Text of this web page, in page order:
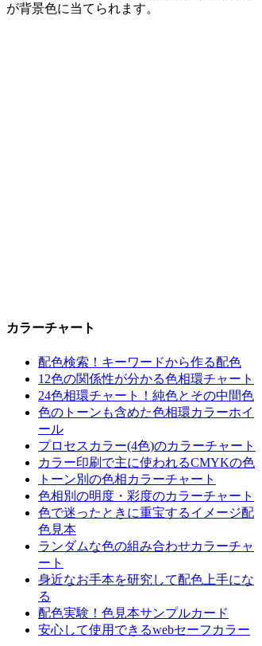
が背景色に当てられます。
カラーチャート
配色検索！キーワードから作る配色
12色の関係性が分かる色相環チャート
24色相環チャート！純色とその中間色
色のトーンも含めた色相環カラーホイ
ール
プロセスカラー(4色)のカラーチャート
カラー印刷で主に使われるCMYKの色
トーン別の色相カラーチャート
色相別の明度・彩度のカラーチャート
色で迷ったときに重宝するイメージ配
色見本
ランダムな色の組み合わせカラーチャ
ート
身近なお手本を研究して配色上手にな
る
配色実験！色見本サンプルカード
安心して使用できるwebセーフカラー